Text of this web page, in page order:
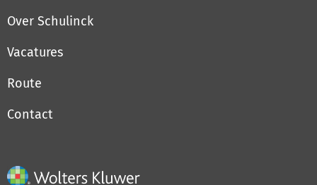
Over Schulinck
Vacatures
Route
Contact